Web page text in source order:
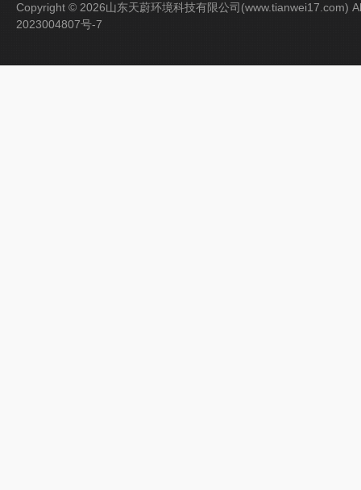
Copyright © 2026山东天蔚环境科技有限公司(www.tianwei17.com)
2023004807号-7